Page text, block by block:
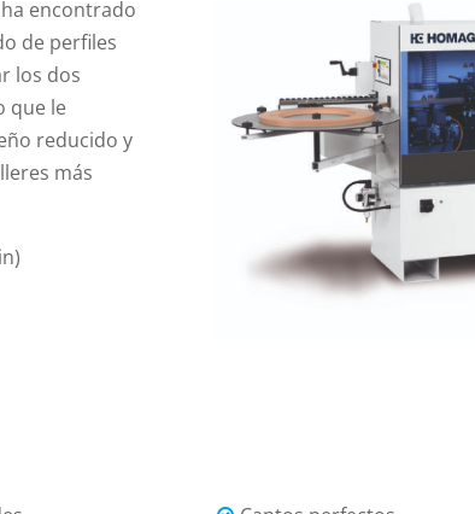
encontrado
de perfiles
los dos
que le
reducido y
más